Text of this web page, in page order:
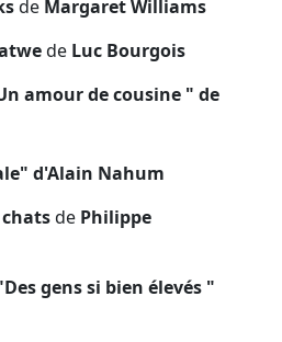
de Margaret Williams
de Luc Bourgois
amour de cousine " de
d'Alain Nahum
chatsde Philippe
gens si bien élevés "